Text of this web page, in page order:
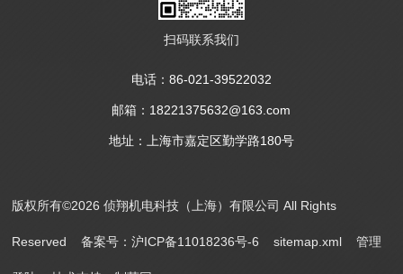
扫码联系我们
电话：86-021-39522032
邮箱：18221375632@163.com
地址：上海市嘉定区勤学路180号
版权所有©2026 侦翔机电科技（上海）有限公司 All Rights
Reserved备案号：沪ICP备11018236号-6 sitemap.xml 管理